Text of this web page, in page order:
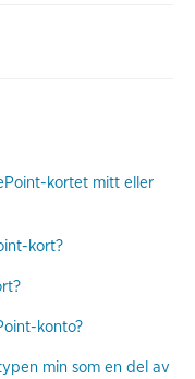
kortet mitt eller
kort?
konto?
min som en del av